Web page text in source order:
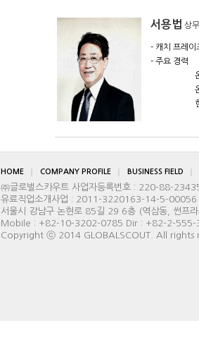
서용법 상무
- 캐치 프레
- 주요 경력
온라인,
온라인
현)
HOME COMPANY PROFILE BUSINESS FIELD
㈜글로벌스카우트 사업자등록번호 : 220-88-
유료직업소개사업 : 2011-3220163-14-5-
서울시 강남구 논현로 85길 29 6층 (역삼동, 썬
Mobile : +82-10-3202-0785 Dir : +82-2-
Copyright ⓒ 2014 GLOBALSCOUT. All rights